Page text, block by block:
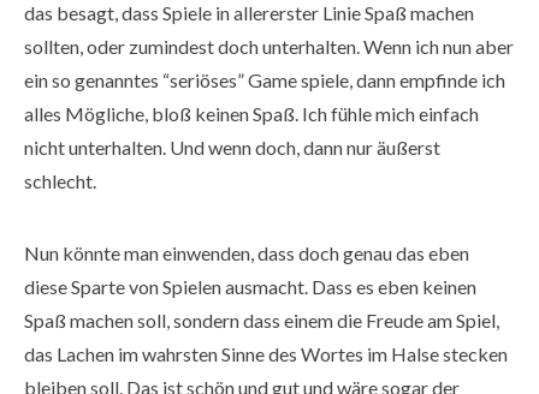
das besagt, dass Spiele in allererster Linie Spaß machen
sollten, oder zumindest doch unterhalten. Wenn ich nun aber
ein so genanntes “seriöses” Game spiele, dann empfinde ich
alles Mögliche, bloß keinen Spaß. Ich fühle mich einfach
nicht unterhalten. Und wenn doch, dann nur äußerst
schlecht.
Nun könnte man einwenden, dass doch genau das eben
diese Sparte von Spielen ausmacht. Dass es eben keinen
Spaß machen soll, sondern dass einem die Freude am Spiel,
das Lachen im wahrsten Sinne des Wortes im Halse stecken
bleiben soll. Das ist schön und gut und wäre sogar der